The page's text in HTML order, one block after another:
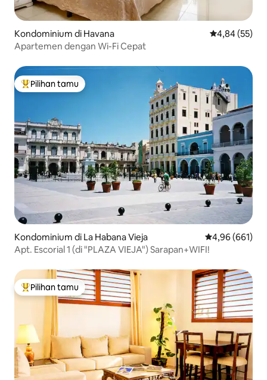
Kondominium di Havana Nilai rata-rata
4,84 (55)
Apartemen dengan Wi-Fi Cepat
Pilihan tamu terpopuler
Pilihan tamu
Kondominium di La Habana Vieja Nilai rata-rata
4,96 (661)
Apt. Escorial 1 (di "PLAZA VIEJA") Sarapan+WIFI!
Pilihan tamu terpopuler
Pilihan tamu